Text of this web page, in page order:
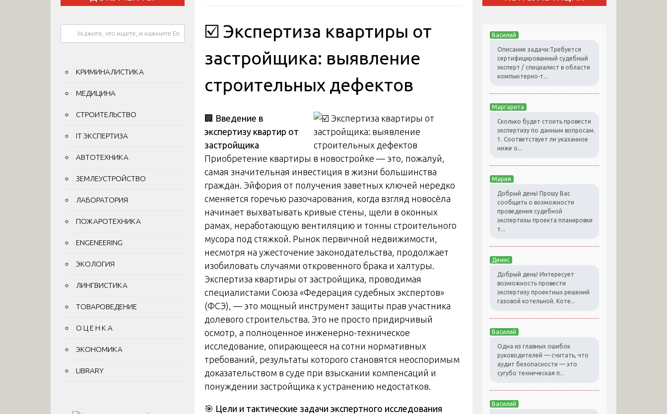
☑️ Экспертиза квартиры от
застройщика: выявление
строительных дефектов
🏢 Введение в
экспертизу квартир от
застройщика
Приобретение квартиры в новостройке — это, пожалуй,
самая значительная инвестиция в жизни большинства
граждан. Эйфория от получения заветных ключей нередко
сменяется горечью разочарования, когда взгляд новосёла
начинает выхватывать кривые стены, щели в оконных
рамах, неработающую вентиляцию и тонны строительного
мусора под стяжкой. Рынок первичной недвижимости,
несмотря на ужесточение законодательства, продолжает
изобиловать случаями откровенного брака и халтуры.
Экспертиза квартиры от застройщика, проводимая
специалистами Союза «Федерация судебных экспертов»
(ФСЭ), — это мощный инструмент защиты прав участника
долевого строительства. Это не просто придирчивый
осмотр, а полноценное инженерно-техническое
исследование, опирающееся на сотни нормативных
требований, результаты которого становятся неоспоримым
доказательством в суде при взыскании компенсаций и
понуждении застройщика к устранению недостатков.
🎯 Цели и тактические задачи экспертного исследования
КРИМИНАЛИСТИКА
МЕДИЦИНА
СТРОИТЕЛЬСТВО
IT ЭКСПЕРТИЗА
АВТОТЕХНИКА
ЗЕМЛЕУСТРОЙСТВО
ЛАБОРАТОРИЯ
ПОЖАРОТЕХНИКА
ENGENEERING
ЭКОЛОГИЯ
ЛИНГВИСТИКА
ТОВАРОВЕДЕНИЕ
О Ц Е Н К А
ЭКОНОМИКА
LIBRARY
Василий
Описание задачи:Требуется
сертифицированный судебный
эксперт / специалист в области
компьютерно-т...
Маргарита
Сколько будет стоить провести
экспертизу по данным вопросам.
1. Соответствует ли указанное
ниже о...
Мария
Добрый день! Прошу Вас
сообщить о возможности
проведения судебной
экспертизы проекта планировки
т...
Денис
Добрый день! Интересует
возможность провести
экспертизу проектных решений
газовой котельной. Коте...
Василий
Одна из главных ошибок
руководителей — считать, что
аудит безопасности — это
сугубо техническая п...
Василий